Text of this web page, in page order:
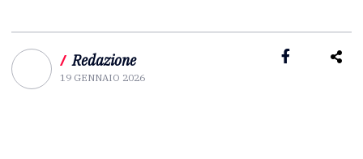
/ Redazione
19 GENNAIO 2026